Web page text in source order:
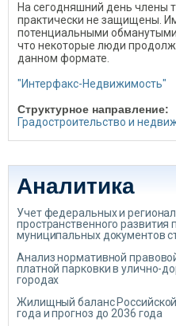
На сегодняшний день члены
практически не защищены.
потенциальными
что некоторые люди
данном формате.
"Интерфакс-Недвижимость"
Структурное направление:
Градостроительство и
Аналитика
Учет федеральных и
пространственного развития
муниципальных документов
Анализ нормативной
платной парковки в улично-
городах
Жилищный баланс
года и прогноз до 2036 года